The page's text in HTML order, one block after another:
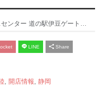
道の駅伊豆ゲートウェイ函南
LINE Share
開店情報 静岡